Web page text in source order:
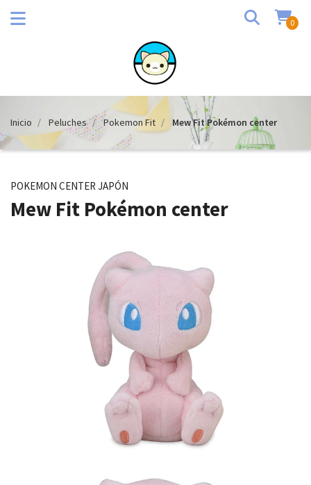
0
Inicio Peluches Pokemon Fit Mew Fit Pokémon center
POKEMON CENTER JAPÓN
Mew Fit Pokémon center